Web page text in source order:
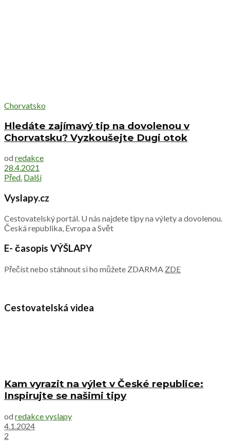
Chorvatsko
Hledáte zajímavý tip na dovolenou v
Chorvatsku? Vyzkoušejte Dugi otok
od redakce
28.4.2021
Před. Další
Vyslapy.cz
Cestovatelský portál. U nás najdete tipy na výlety a dovolenou.
Česká republika, Evropa a Svět
E- časopis VÝŠLAPY
Přečíst nebo stáhnout si ho můžete ZDARMA ZDE
Cestovatelská videa
Kam vyrazit na výlet v České republice:
Inspirujte se našimi tipy
od redakce vyslapy
4.1.2024
2